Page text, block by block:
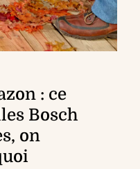
: ce
Bosch
on